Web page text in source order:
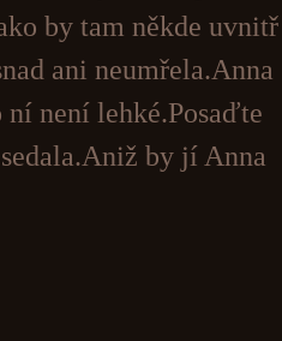
by tam někde uvnitř
ani neumřela.Anna
není lehké.Posaďte
by jí Anna